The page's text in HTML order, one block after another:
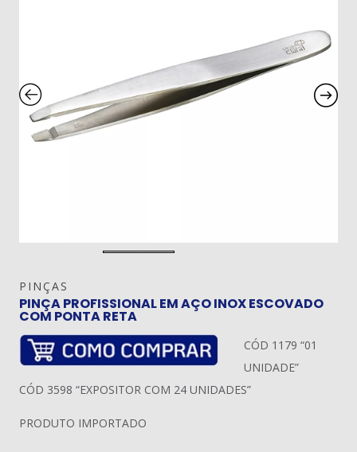
PINÇAS
PINÇA PROFISSIONAL EM AÇO INOX ESCOVADO
COM PONTA RETA
CÓD 1179 “01
UNIDADE”
CÓD 3598 “EXPOSITOR COM 24 UNIDADES”
PRODUTO IMPORTADO